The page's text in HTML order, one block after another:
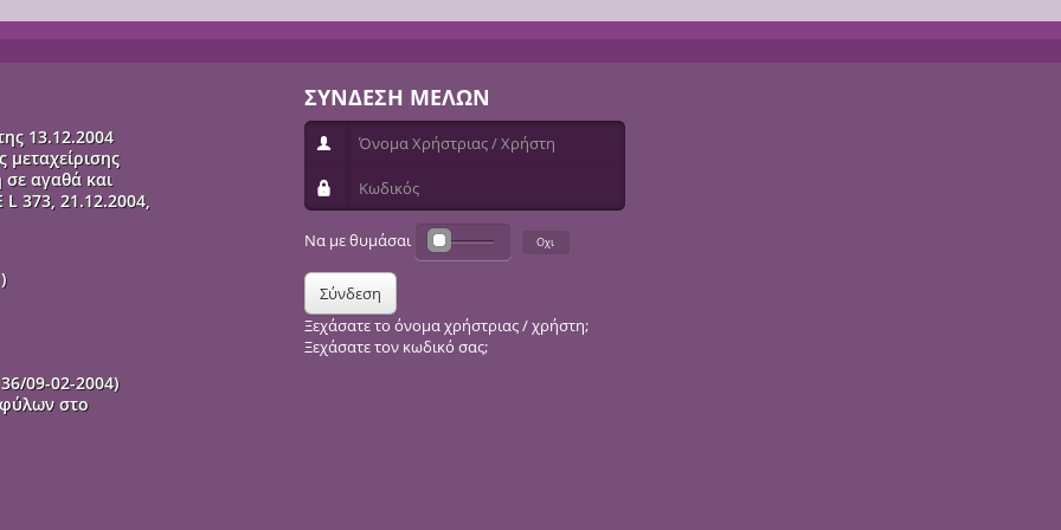
13.12.2004
μεταχείρισης
αγαθά και
373, 21.12.2004,
09-02-2004)
στο
ΣΥΝΔΕΣΗ ΜΕΛΩΝ
Όνομα Χρήστριας / Χρήστη
Κωδικός
Να με θυμάσαι
Σύνδεση
Ξεχάσατε το όνομα χρήστριας / χρήστη;
Ξεχάσατε τον κωδικό σας;